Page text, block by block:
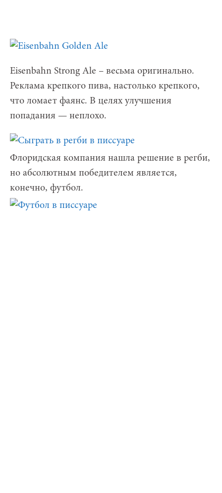
Eisenbahn Strong Ale – весьма оригинально.
Реклама крепкого пива, настолько крепкого,
что ломает фаянс. В целях улучшения
попадания — неплохо.
Флоридская компания нашла решение в регби,
но абсолютным победителем является,
конечно, футбол.